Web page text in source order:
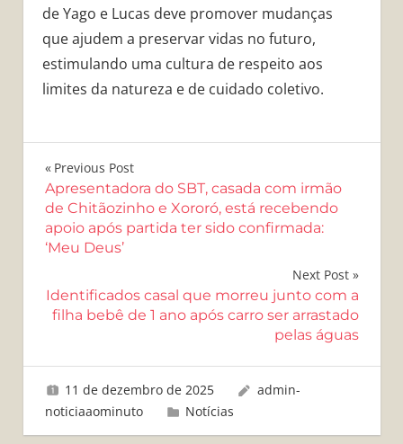
de Yago e Lucas deve promover mudanças
que ajudem a preservar vidas no futuro,
estimulando uma cultura de respeito aos
limites da natureza e de cuidado coletivo.
Navegação
de
Post
Previous Post
Apresentadora do SBT, casada com irmão
de Chitãozinho e Xororó, está recebendo
apoio após partida ter sido confirmada:
‘Meu Deus’
Next Post
Identificados casal que morreu junto com a
filha bebê de 1 ano após carro ser arrastado
pelas águas
11 de dezembro de 2025
admin-
noticiaaominuto
Notícias